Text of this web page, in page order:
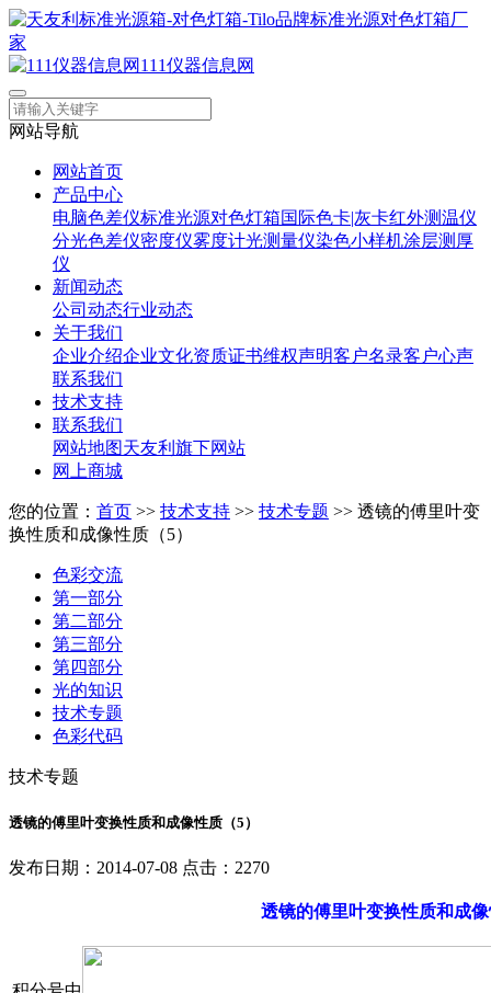
111仪器信息网
网站导航
网站首页
产品中心
电脑色差仪标准光源对色灯箱国际色卡|灰卡红外测温仪
分光色差仪密度仪雾度计光测量仪染色小样机涂层测厚
仪
新闻动态
公司动态行业动态
关于我们
企业介绍企业文化资质证书维权声明客户名录客户心声
联系我们
技术支持
联系我们
网站地图天友利旗下网站
网上商城
您的位置： 首页 >> 技术支持 >> 技术专题 >> 透镜的傅里叶变
换性质和成像性质（5）
色彩交流
第一部分
第二部分
第三部分
第四部分
光的知识
技术专题
色彩代码
技术专题
透镜的傅里叶变换性质和成像性质（5）
发布日期：2014-07-08 点击：2270
透镜的傅里叶变换性质和成